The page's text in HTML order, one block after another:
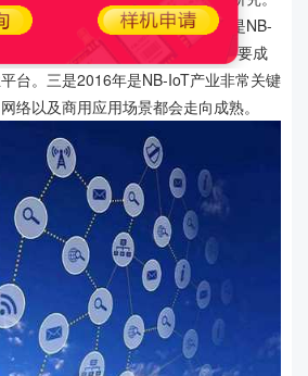
泉详细阐述了三个精彩观点：一是NB-
互联的一个重要机会。二是NB-IoT要成
台。三是2016年是NB-IoT产业非常关键
络以及商用应用场景都会走向成熟。